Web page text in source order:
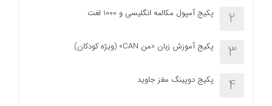
2 پکیج آمپول مکالمه انگلیسی و 1000 لغت
3 پکیج آموزش زبان «من CAN» (ویژه کودکان)
4 پکیج دوپینگ مغز جاوید